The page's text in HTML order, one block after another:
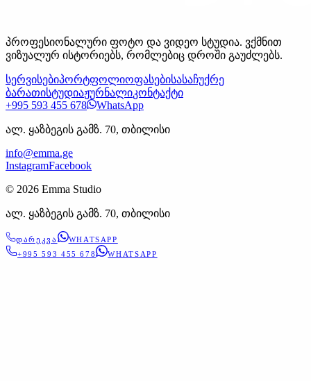
პროფესიონალური ფოტო და ვიდეო სტუდია. ვქმნით
ვიზუალურ ისტორიებს, რომლებიც დროში გაუძლებს.
სერვისებიპორტფოლიოფასებისასაჩუქრე
ბარათისტუდიაჟურნალიკონტაქტი
+995 593 455 678
WhatsApp
ალ. ყაზბეგის გამზ. 70, თბილისი
info@emma.ge
InstagramFacebook
© 2026 Emma Studio
ალ. ყაზბეგის გამზ. 70, თბილისი
ᲓᲐᲠᲔᲙᲕᲐ
WHATSAPP
+995 593 455 678
WHATSAPP